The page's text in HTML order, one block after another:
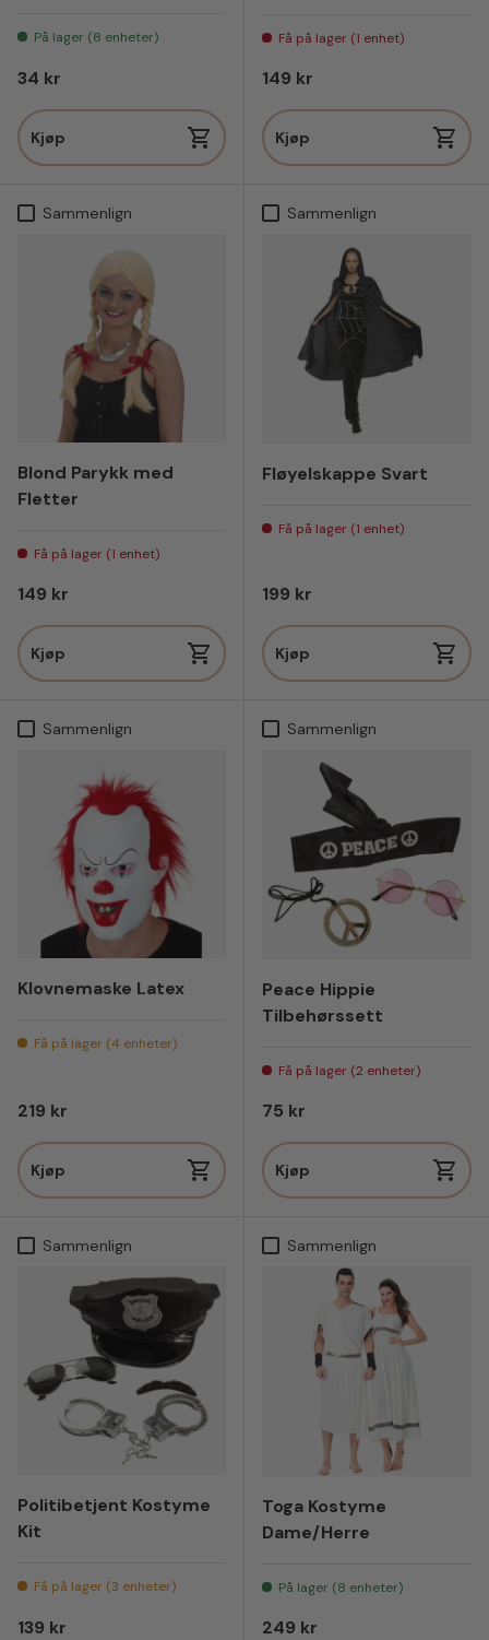
På lager (8 enheter)
Vanlig pris
34 kr
Kjøp
Få på lager (1 enhet)
Vanlig pris
149 kr
Kjøp
Sammenlign
Blond Parykk med
Fletter
Få på lager (1 enhet)
Vanlig pris
149 kr
Kjøp
Sammenlign
Fløyelskappe Svart
Få på lager (1 enhet)
Vanlig pris
199 kr
Kjøp
Sammenlign
Klovnemaske Latex
Få på lager (4 enheter)
Vanlig pris
219 kr
Kjøp
Sammenlign
Peace Hippie
Tilbehørssett
Få på lager (2 enheter)
Vanlig pris
75 kr
Kjøp
Sammenlign
Politibetjent Kostyme
Kit
Få på lager (3 enheter)
Vanlig pris
139 kr
Sammenlign
Toga Kostyme
Dame/Herre
På lager (8 enheter)
Vanlig pris
249 kr